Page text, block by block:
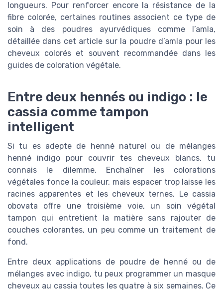
longueurs. Pour renforcer encore la résistance de la
fibre colorée, certaines routines associent ce type de
soin à des poudres ayurvédiques comme l’amla,
détaillée dans cet article sur la poudre d’amla pour les
cheveux colorés et souvent recommandée dans les
guides de coloration végétale.
Entre deux hennés ou indigo : le
cassia comme tampon
intelligent
Si tu es adepte de henné naturel ou de mélanges
henné indigo pour couvrir tes cheveux blancs, tu
connais le dilemme. Enchaîner les colorations
végétales fonce la couleur, mais espacer trop laisse les
racines apparentes et les cheveux ternes. Le cassia
obovata offre une troisième voie, un soin végétal
tampon qui entretient la matière sans rajouter de
couches colorantes, un peu comme un traitement de
fond.
Entre deux applications de poudre de henné ou de
mélanges avec indigo, tu peux programmer un masque
cheveux au cassia toutes les quatre à six semaines. Ce